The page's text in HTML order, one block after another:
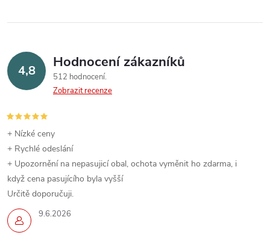
4,8 Hodnocení zákazníků
512 hodnocení
Zobrazit recenze
9.6.2026
+ Nízké ceny
+ Rychlé odeslání
+ Upozornění na nepasujicí obal, ochota vyměnit ho zdarma, i
když cena pasujícího byla vyšší
Určitě doporučuji.